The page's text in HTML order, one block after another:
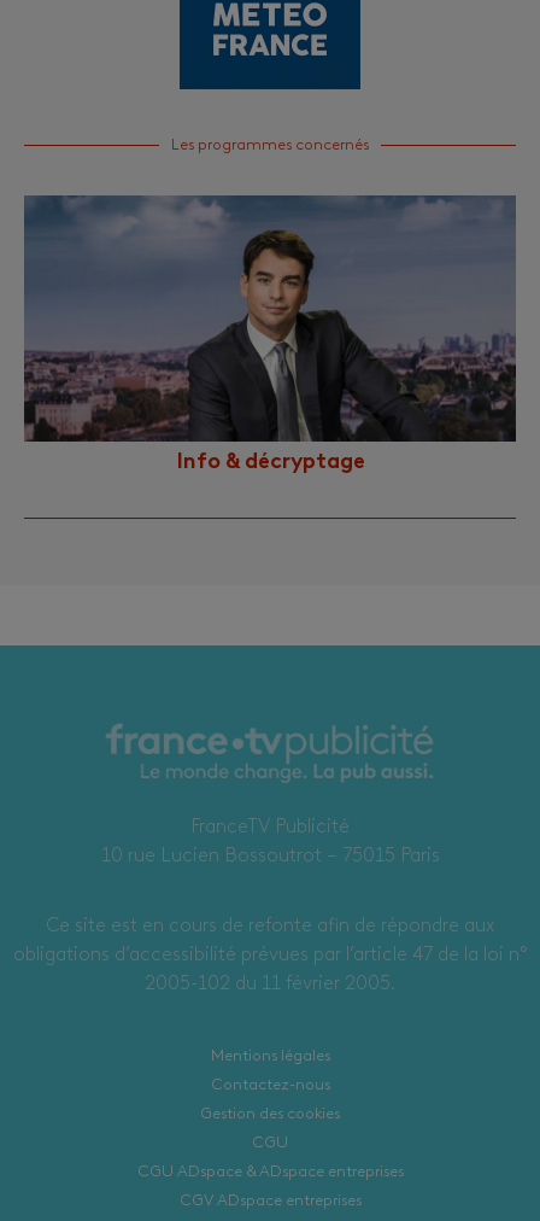
Les programmes concernés
Info & décryptage
FranceTV Publicité
10 rue Lucien Bossoutrot – 75015 Paris
Ce site est en cours de refonte afin de répondre aux
obligations d’accessibilité prévues par l’article 47 de la loi n°
2005-102 du 11 février 2005.
Mentions légales
Contactez-nous
Gestion des cookies
CGU
CGU ADspace & ADspace entreprises
CGV ADspace entreprises